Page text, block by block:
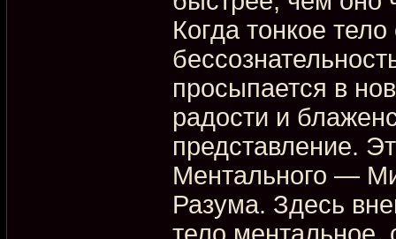
Когда тонкое
просыпается в
радости и
представление.
Ментального —
Разума. Здесь